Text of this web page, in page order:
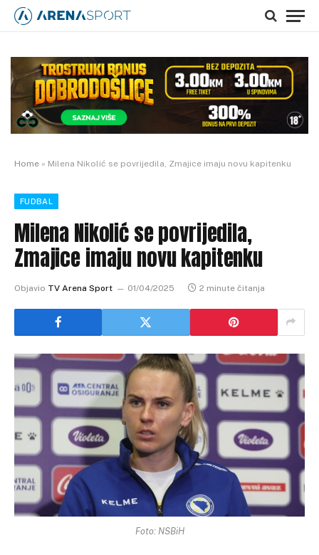
Home » Milena Nikolić se povrijedila, Zmajice imaju novu kapitenku
FUDBAL
Milena Nikolić se povrijedila,
Zmajice imaju novu kapitenku
Objavio TV Arena Sport 01/04/2025 2 minute čitanja
Foto: NSBiH